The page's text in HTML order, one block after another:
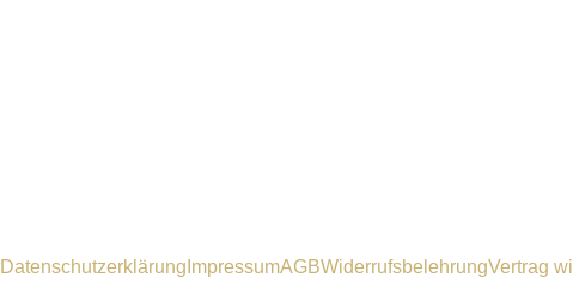
Datenschutzerklärung ImpressumAGBWiderrufsbelehrungVertrag